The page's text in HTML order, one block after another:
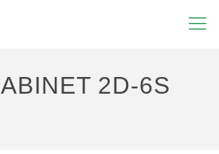
2D-6S